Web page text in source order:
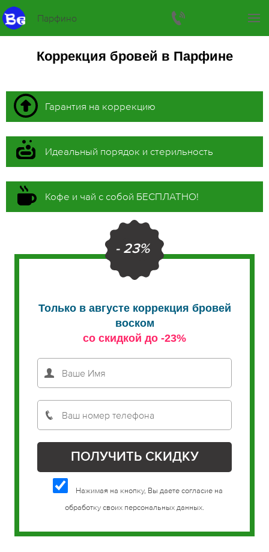
Парфино
Коррекция бровей в Парфине
Гарантия на коррекцию
Идеальный порядок и стерильность
Кофе и чай с собой БЕСПЛАТНО!
- 23%
Только в августе коррекция бровей
воском
со скидкой до -23%
Нажимая на кнопку, Вы даете согласие на
обработку своих персональных данных.